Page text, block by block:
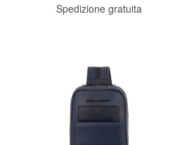
Spedizione gratuita